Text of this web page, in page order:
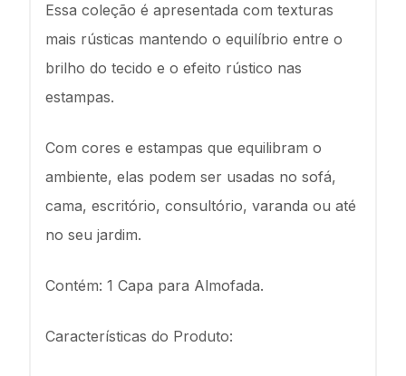
Essa coleção é apresentada com texturas
mais rústicas mantendo o equilíbrio entre o
brilho do tecido e o efeito rústico nas
estampas.
Com cores e estampas que equilibram o
ambiente, elas podem ser usadas no sofá,
cama, escritório, consultório, varanda ou até
no seu jardim.
Contém: 1 Capa para Almofada.
Características do Produto: